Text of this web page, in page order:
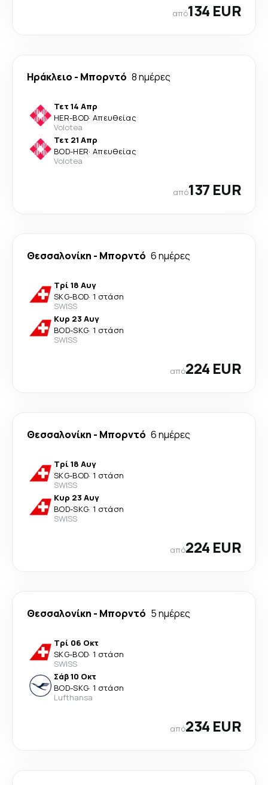
από134 EUR
Ηράκλειο - Μπορντό 8 ημέρες
Τετ 14 Απρ
HER-BOD· Απευθείας
Volotea
Τετ 21 Απρ
BOD-HER· Απευθείας
Volotea
από137 EUR
Θεσσαλονίκη - Μπορντό 6 ημέρες
Τρί 18 Αυγ
SKG-BOD· 1 στάση
SWISS
Κυρ 23 Αυγ
BOD-SKG· 1 στάση
SWISS
από224 EUR
Θεσσαλονίκη - Μπορντό 6 ημέρες
Τρί 18 Αυγ
SKG-BOD· 1 στάση
SWISS
Κυρ 23 Αυγ
BOD-SKG· 1 στάση
SWISS
από224 EUR
Θεσσαλονίκη - Μπορντό 5 ημέρες
Τρί 06 Οκτ
SKG-BOD· 1 στάση
SWISS
Σάβ 10 Οκτ
BOD-SKG· 1 στάση
Lufthansa
από234 EUR